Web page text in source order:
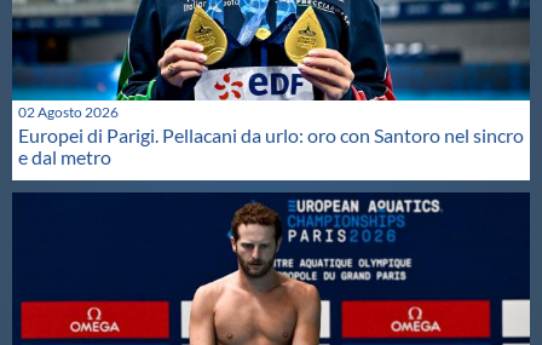
02 Agosto 2026
Europei di Parigi. Pellacani da urlo: oro con Santoro nel sincro
e dal metro